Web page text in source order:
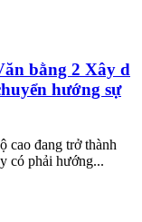
bằng 2 Xây d
hướng sự
cao đang trở thành
có phải hướng...